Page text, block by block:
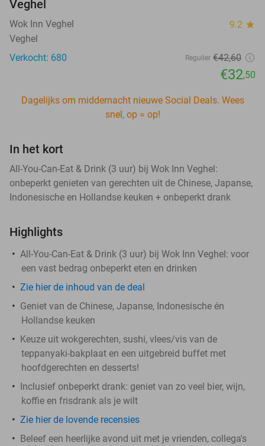
Veghel
Wok Inn Veghel 9.2 star
Veghel
Verkocht: 680
Regulier €42,60
€32,50
Dagelijks om middernacht nieuwe Social Deals. Wees
snel, op = op!
In het kort
All-You-Can-Eat & Drink (3 uur) bij Wok Inn Veghel:
onbeperkt genieten van gerechten uit de Chinese, Japanse,
Indonesische en Hollandse keuken + onbeperkt drank
Highlights
All-You-Can-Eat & Drink (3 uur) bij Wok Inn Veghel: voor
een vast bedrag onbeperkt eten en drinken
Zie hier de inhoud van de deal
Geniet van de Chinese, Japanse, Indonesische én
Hollandse keuken
Keuze uit wokgerechten, sushi, vlees/vis van de
teppanyaki-bakplaat en een uitgebreid buffet met
hoofdgerechten en desserts!
Inclusief onbeperkt drank: geniet van zo veel bier, wijn,
koffie en frisdrank als je wilt
Zie hier de lovende recensies
Beleef een heerlijke avond uit met je vrienden, collega's